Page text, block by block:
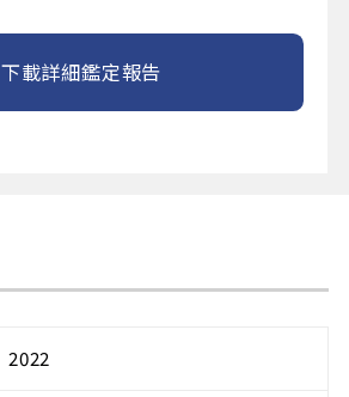
下載詳細鑑定報告
2022